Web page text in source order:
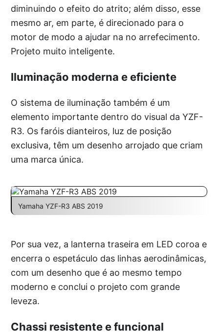
diminuindo o efeito do atrito; além disso, esse
mesmo ar, em parte, é direcionado para o
motor de modo a ajudar na no arrefecimento.
Projeto muito inteligente.
Iluminação moderna e eficiente
O sistema de iluminação também é um
elemento importante dentro do visual da YZF-
R3. Os faróis dianteiros, luz de posição
exclusiva, têm um desenho arrojado que criam
uma marca única.
Yamaha YZF-R3 ABS 2019
Por sua vez, a lanterna traseira em LED coroa e
encerra o espetáculo das linhas aerodinâmicas,
com um desenho que é ao mesmo tempo
moderno e conclui o projeto com grande
leveza.
Chassi resistente e funcional